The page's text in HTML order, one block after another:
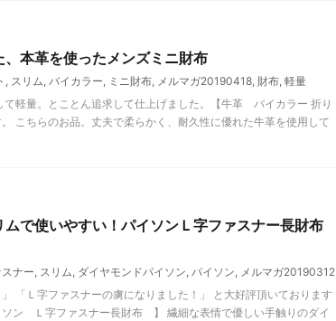
本革を使ったメンズミニ財布
, スリム, バイカラー, ミニ財布, メルマガ20190418, 財布, 軽量
て軽量。とことん追求して仕上げました。【牛革 バイカラー 折り
こちらのお品。丈夫で柔らかく、耐久性に優れた牛革を使用して
ムで使いやすい！パイソンＬ字ファスナー長財布
ナー, スリム, ダイヤモンドパイソン, パイソン, メルマガ20190312
」 「Ｌ字ファスナーの虜になりました！」 と大好評頂いております
ン Ｌ字ファスナー長財布 】 繊細な表情で優しい手触りのダイ